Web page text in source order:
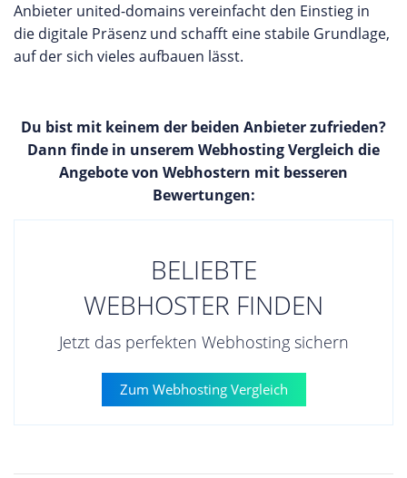
Anbieter united-domains vereinfacht den Einstieg in
die digitale Präsenz und schafft eine stabile Grundlage,
auf der sich vieles aufbauen lässt.
Du bist mit keinem der beiden Anbieter zufrieden?
Dann finde in unserem Webhosting Vergleich die
Angebote von Webhostern mit besseren
Bewertungen:
BELIEBTE
WEBHOSTER FINDEN
Jetzt das perfekten Webhosting sichern
Zum Webhosting Vergleich